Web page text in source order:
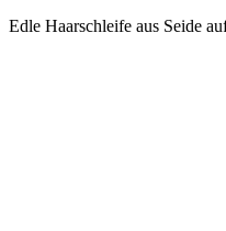
Edle Haarschleife aus Seide